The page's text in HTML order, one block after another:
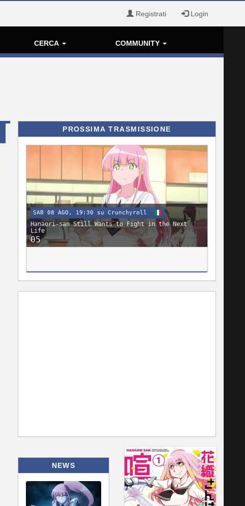
Registrati Login
CERCA COMMUNITY
PROSSIMA TRASMISSIONE
SAB 08 AGO, 19:30 su Crunchyroll
Hanaori-san Still Wants to Fight in the Next
Life
05
NEWS